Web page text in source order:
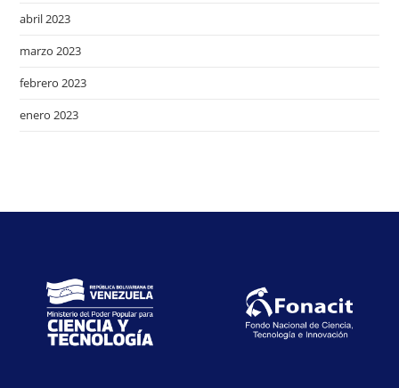
abril 2023
marzo 2023
febrero 2023
enero 2023